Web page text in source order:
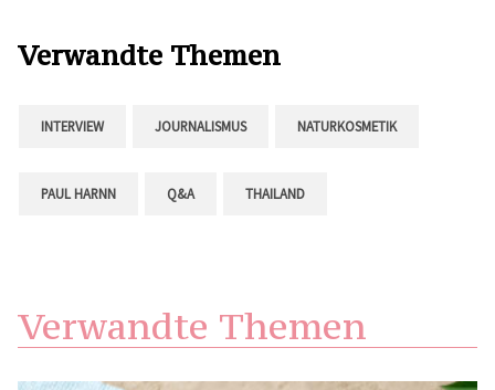
Verwandte Themen
INTERVIEW JOURNALISMUS NATURKOSMETIK
PAUL HARNN Q&A THAILAND
Verwandte Themen